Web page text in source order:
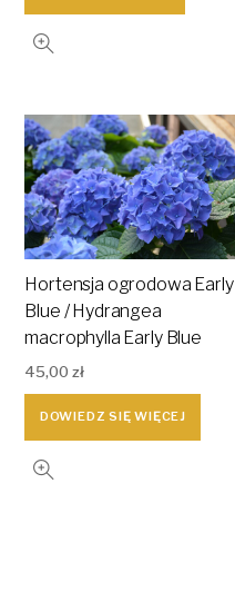
Hortensja ogrodowa Early
Blue / Hydrangea
macrophylla Early Blue
45,00zł
DOWIEDZ SIĘ WIĘCEJ